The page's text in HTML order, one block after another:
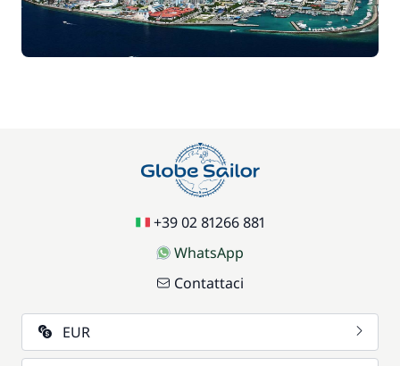
Incluso nel prezzo
—
Skipper (pasti non inclusi) —
Spese di Gestione —
Tender Incluso nel prezzo
—
+39 02 81266 881
WhatsApp
Contattaci
EUR